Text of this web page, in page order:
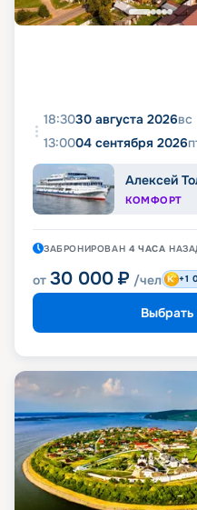
18:3030 августа 2026вс
13:0004 сентября 2026
Алексей
КОМФОРТ
ЗАБРОНИРОВАН 4 ЧАСА
от 30 000 ₽ /чел +1
Выбрать